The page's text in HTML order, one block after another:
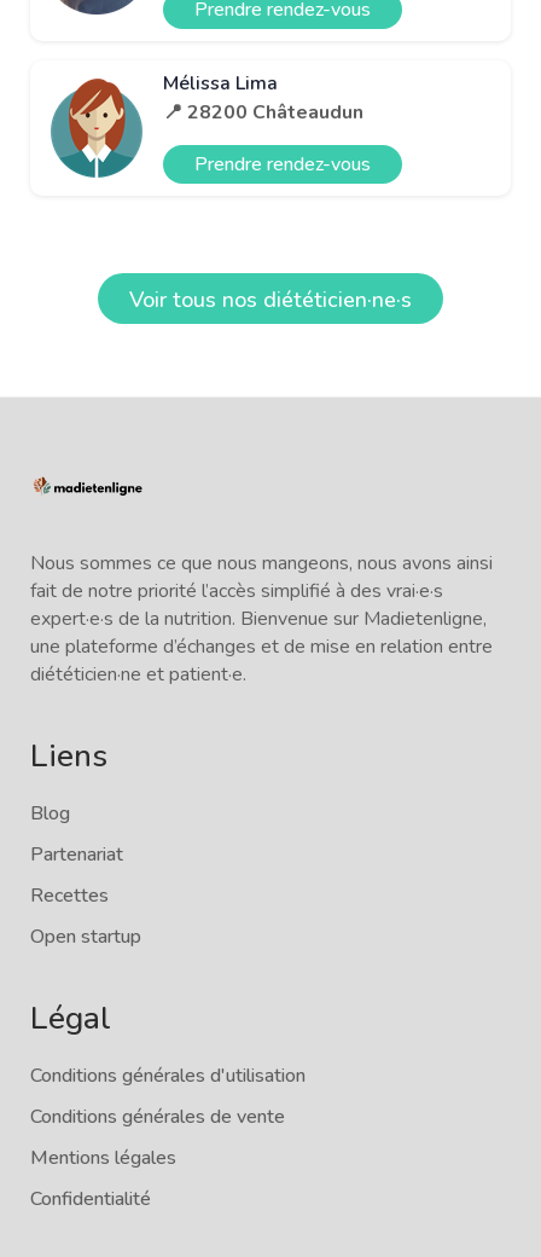
Prendre rendez-vous
Mélissa Lima
📍 28200 Châteaudun
Prendre rendez-vous
Voir tous nos diététicien·ne·s
Nous sommes ce que nous mangeons, nous avons ainsi
fait de notre priorité l’accès simplifié à des vrai·e·s
expert·e·s de la nutrition. Bienvenue sur Madietenligne,
une plateforme d’échanges et de mise en relation entre
diététicien·ne et patient·e.
Liens
Blog
Partenariat
Recettes
Open startup
Légal
Conditions générales d'utilisation
Conditions générales de vente
Mentions légales
Confidentialité